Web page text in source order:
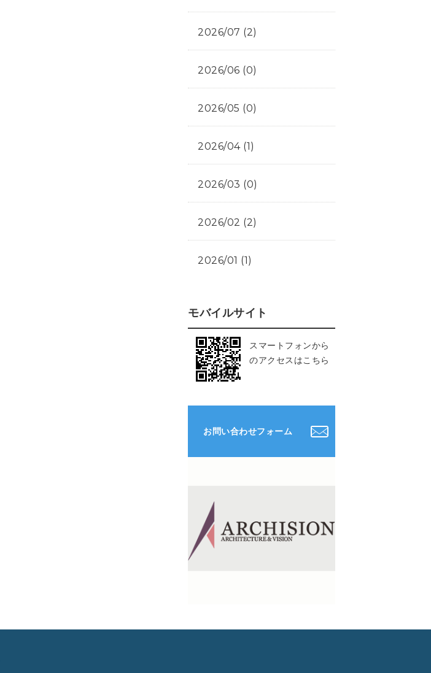
2026/07 (2)
2026/06 (0)
2026/05 (0)
2026/04 (1)
2026/03 (0)
2026/02 (2)
2026/01 (1)
モバイルサイト
スマートフォンから
のアクセスはこちら
お問い合わせフォーム